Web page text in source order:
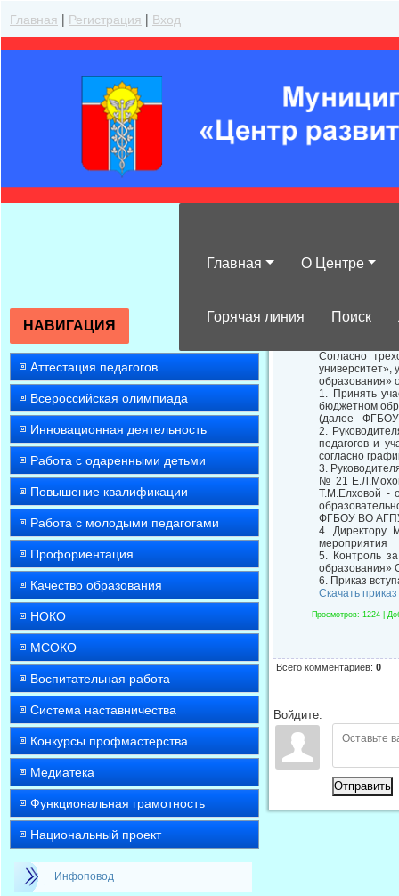
Главная | Регистрация | Вход
Главная О Центре
Горячая линия Поиск
НАВИГАЦИЯ
Аттестация педагогов
Всероссийская олимпиада
Инновационная деятельность
Работа с одаренными детьми
Повышение квалификации
Работа с молодыми педагогами
Профориентация
Качество образования
НОКО
МСОКО
Воспитательная работа
Система наставничества
Конкурсы профмастерства
Медиатека
Функциональная грамотность
Национальный проект
Инфоповод
Согласно
университет»,
образования»
1. Принять
бюджетном
(далее -
2.
педагогов и
согласно
3.
№ 21
Т.М.Елховой -
ФГБОУ ВО АГПУ
4. Директору
мероприятия
5. Контроль
образования»
6. Приказ
Скачать
Просмотров: 1224 |
Всего комментариев: 0
Войдите:
Отправить